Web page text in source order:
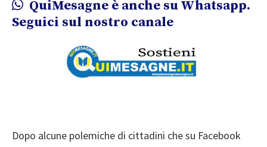
QuiMesagne è anche su Whatsapp.
Seguici sul nostro canale
Dopo alcune polemiche di cittadini che su Facebook